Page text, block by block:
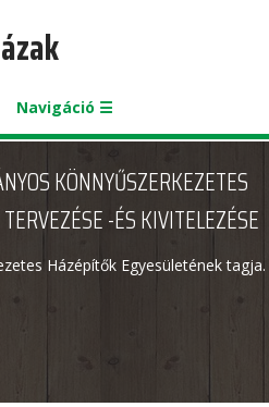
Navigáció ☰
KÖNNYŰSZERKEZETES
-ÉS KIVITELEZÉSE
Házépítők Egyesületének tagja.